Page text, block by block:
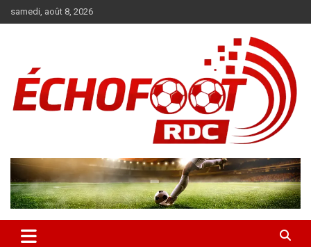
au
samedi, août 8, 2026
News